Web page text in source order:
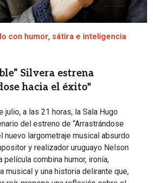
con humor, sátira e inteligencia
Silvera estrena
hacia el éxito"
julio, a las 21 horas, la Sala Hugo
del estreno de “Arrastrándose
nuevo largometraje musical absurdo
y realizador uruguayo Nelson
película combina humor, ironía,
musical y una historia delirante que,